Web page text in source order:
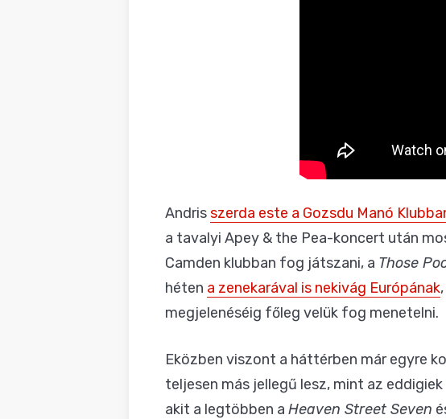
Andrisszerda este a Gozsdu Manó
a tavalyi Apey & the Pea-koncert után
Camden klubban fog játszani, a Those
héten a zenekarával is nekivág Európának
megjelenéséig főleg velük fog menetelni.
Eközben viszont a háttérben már egyre
teljesen más jellegű lesz, mint az
akit a legtöbben a Heaven Street Seven